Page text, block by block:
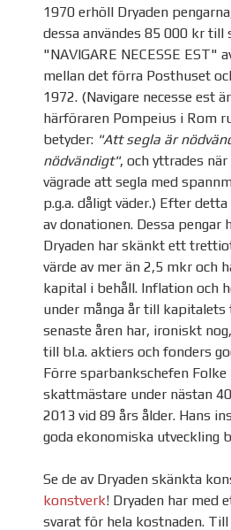
1970 erhöll Dryaden
dessa användes 85 000 kr
"NAVIGARE NECESSE EST"
mellan det förra Posthuset
1972. (Navigare necesse est
härföraren Pompeius i Rom
betyder: "Att segla är
nödvändigt", och yttrades
vägrade att segla med
p.g.a. dåligt väder.) Efter
av donationen. Dessa pengar
Dryaden har skänkt ett
värde av mer än 2,5 mkr och
kapital i behåll. Inflation och
under många år till kapitalets
senaste åren har, ironiskt
till bl.a. aktiers och fonders
Förre sparbankschefen Folke
skattmästare under nästan
2013 vid 89 års ålder. Hans
goda ekonomiska utveckling
Se de av Dryaden skänkta
konstverk! Dryaden har med
svarat för hela kostnaden.